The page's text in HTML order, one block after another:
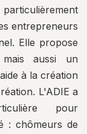
entrepreneurs
Elle propose
aussi un
à la création
L'ADIE a
pour
: chômeurs de